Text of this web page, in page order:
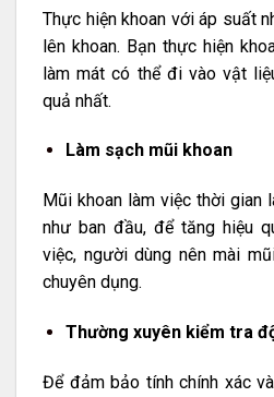
Thực hiện khoan với áp suất
lên khoan. Bạn thực hiện
làm mát có thể đi vào vật
quả nhất.
Làm sạch mũi khoan
Mũi khoan làm việc thời gian
như ban đầu, để tăng hiệu
việc, người dùng nên mài
chuyên dụng.
Thường xuyên kiểm tra
Để đảm bảo tính chính xác